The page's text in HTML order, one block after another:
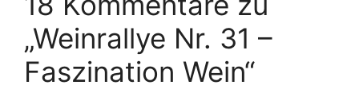
„Weinrallye Nr. 31 –
Faszination Wein“